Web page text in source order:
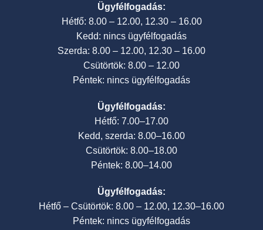
Ügyfélfogadás:
Hétfő: 8.00 – 12.00, 12.30 – 16.00
Kedd: nincs ügyfélfogadás
Szerda: 8.00 – 12.00, 12.30 – 16.00
Csütörtök: 8.00 – 12.00
Péntek: nincs ügyfélfogadás
Ügyfélfogadás:
Hétfő: 7.00–17.00
Kedd, szerda: 8.00–16.00
Csütörtök: 8.00–18.00
Péntek: 8.00–14.00
Ügyfélfogadás:
Hétfő – Csütörtök: 8.00 – 12.00, 12.30–16.00
Péntek: nincs ügyfélfogadás